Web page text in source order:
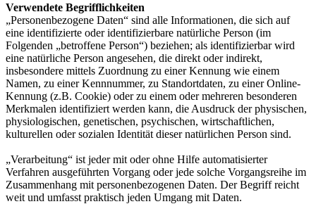
Verwendete Begrifflichkeiten
„Personenbezogene Daten“ sind alle Informationen, die sich auf
eine identifizierte oder identifizierbare natürliche Person (im
Folgenden „betroffene Person“) beziehen; als identifizierbar wird
eine natürliche Person angesehen, die direkt oder indirekt,
insbesondere mittels Zuordnung zu einer Kennung wie einem
Namen, zu einer Kennnummer, zu Standortdaten, zu einer Online-
Kennung (z.B. Cookie) oder zu einem oder mehreren besonderen
Merkmalen identifiziert werden kann, die Ausdruck der physischen,
physiologischen, genetischen, psychischen, wirtschaftlichen,
kulturellen oder sozialen Identität dieser natürlichen Person sind.
„Verarbeitung“ ist jeder mit oder ohne Hilfe automatisierter
Verfahren ausgeführten Vorgang oder jede solche Vorgangsreihe im
Zusammenhang mit personenbezogenen Daten. Der Begriff reicht
weit und umfasst praktisch jeden Umgang mit Daten.